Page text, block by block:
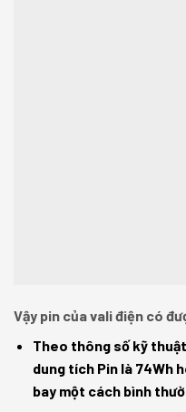
Vậy pin của vali điện có
Theo thông số kỹ thuật
dung tích Pin là 74Wh
bay một cách bình